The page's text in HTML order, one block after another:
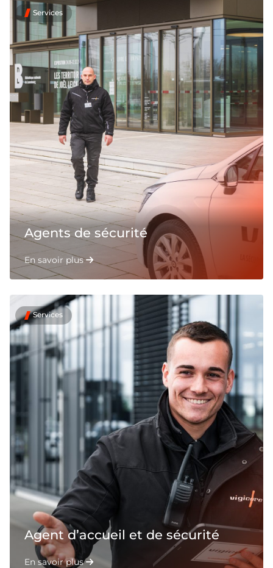
Services
Agents de sécurité
En savoir plus
Services
Agent d’accueil et de sécurité
En savoir plus